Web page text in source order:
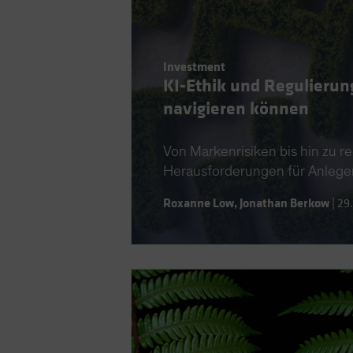
Investment
KI-Ethik und
navigieren können
Von Markenrisiken bis hin zu
Herausforderungen für
Roxanne Low,Jonathan Berkow